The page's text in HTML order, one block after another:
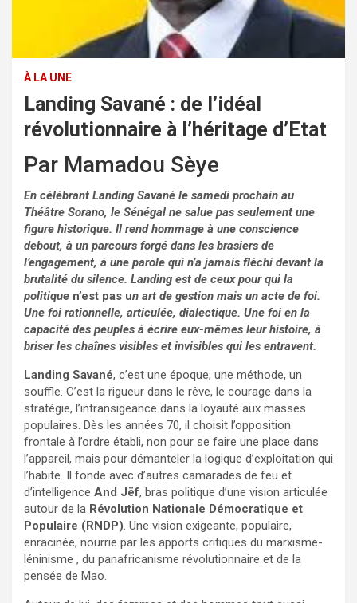
À LA UNE
Landing Savané : de l’idéal
révolutionnaire à l’héritage d’Etat
Par Mamadou Sèye
En célébrant Landing Savané le samedi prochain au
Théâtre Sorano, le Sénégal ne salue pas seulement une
figure historique. Il rend hommage à une conscience
debout, à un parcours forgé dans les brasiers de
l’engagement, à une parole qui n’a jamais fléchi devant la
brutalité du silence. Landing est de ceux pour qui la
politique n’est pas un art de gestion mais un acte de foi.
Une foi rationnelle, articulée, dialectique. Une foi en la
capacité des peuples à écrire eux-mêmes leur histoire, à
briser les chaînes visibles et invisibles qui les entravent.
Landing Savané, c’est une époque, une méthode, un
souffle. C’est la rigueur dans le rêve, le courage dans la
stratégie, l’intransigeance dans la loyauté aux masses
populaires. Dès les années 70, il choisit l’opposition
frontale à l’ordre établi, non pour se faire une place dans
l’appareil, mais pour démanteler la logique d’exploitation qui
l’habite. Il fonde avec d’autres camarades de feu et
d’intelligence And Jëf, bras politique d’une vision articulée
autour de la Révolution Nationale Démocratique et
Populaire (RNDP) . Une vision exigeante, populaire,
enracinée, nourrie par les apports critiques du marxisme-
léninisme , du panafricanisme révolutionnaire et de la
pensée de Mao.